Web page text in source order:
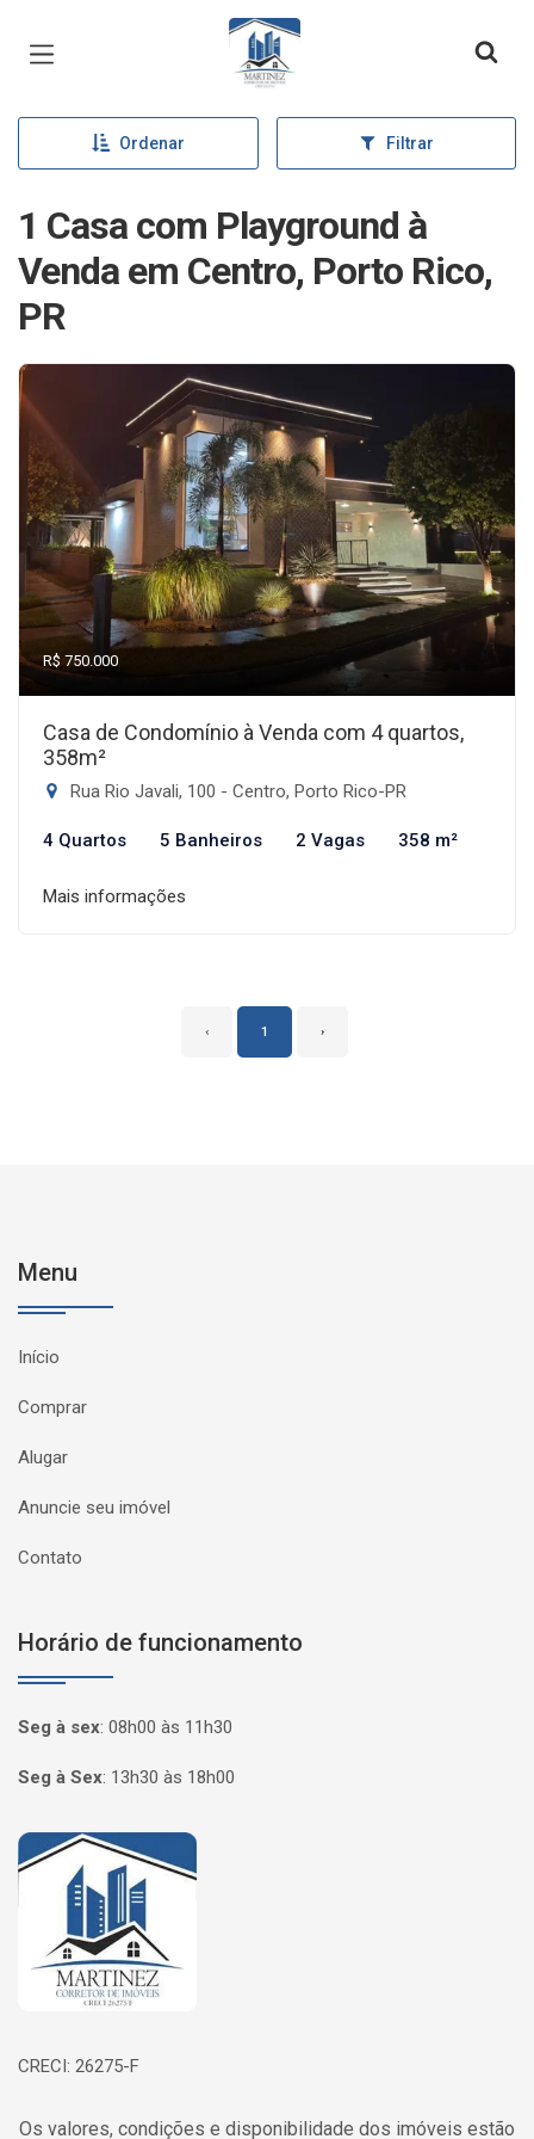
Página inicial
Ordenar Filtrar
1 Casa com Playground à
Venda em Centro, Porto Rico,
PR
R$ 750.000
Casa de Condomínio à Venda com 4 quartos,
358m²
Rua Rio Javali, 100 - Centro, Porto Rico-PR
4 Quartos 5 Banheiros 2 Vagas 358 m²
Mais informações
‹ 1 ›
Menu
Início
Comprar
Alugar
Anuncie seu imóvel
Contato
Horário de funcionamento
Seg à sex: 08h00 às 11h30
Seg à Sex: 13h30 às 18h00
Página inicial
CRECI: 26275-F
Os valores, condições e disponibilidade dos imóveis estão